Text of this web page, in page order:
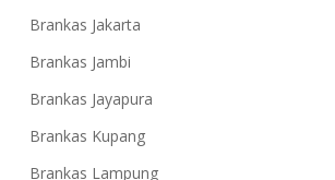
Brankas Jakarta
Brankas Jambi
Brankas Jayapura
Brankas Kupang
Brankas Lampung